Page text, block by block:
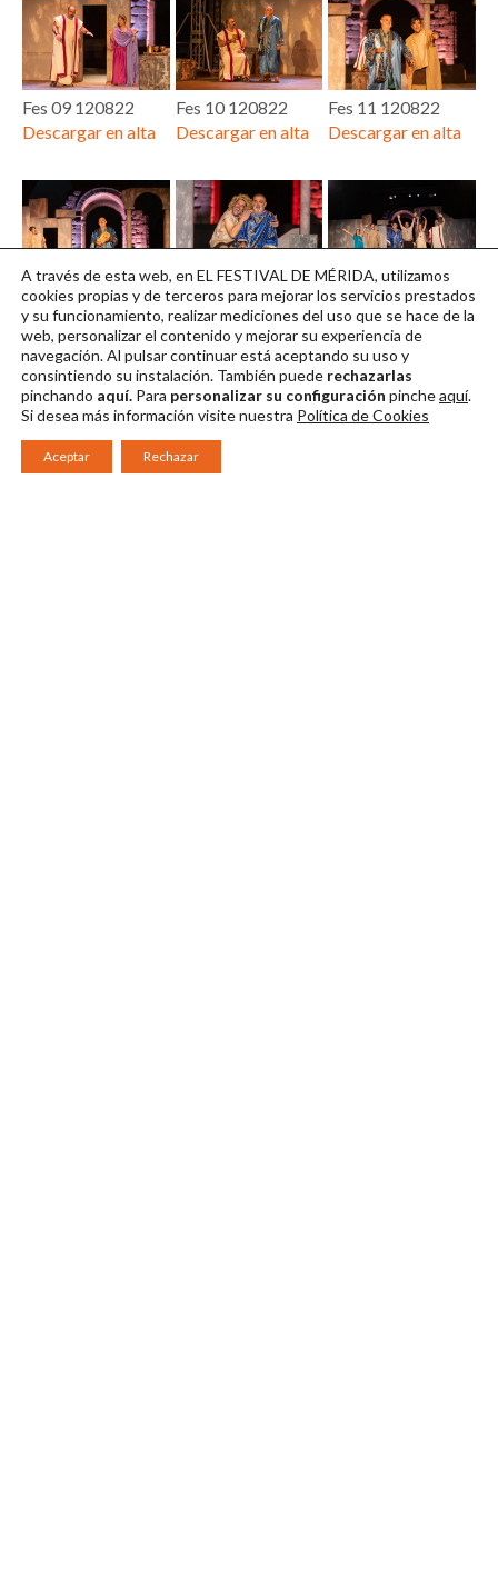
Fes 09 120822
Descargar en alta
Fes 10 120822
Descargar en alta
Fes 11 120822
Descargar en alta
Fes 12 130822
Descargar en alta
Fes 14 130822
Descargar en alta
Fes 15 130822
Descargar en alta
A través de esta web, en EL FESTIVAL DE MÉRIDA, utilizamos
cookies propias y de terceros para mejorar los servicios prestados
y su funcionamiento, realizar mediciones del uso que se hace de la
web, personalizar el contenido y mejorar su experiencia de
navegación. Al pulsar continuarestá aceptando su uso y
consintiendo su instalación. También puede rechazarlas
pinchando aquí. Para personalizar su configuración pincheaquí.
Si desea más información visite nuestra Política de Cookies
Aceptar Rechazar